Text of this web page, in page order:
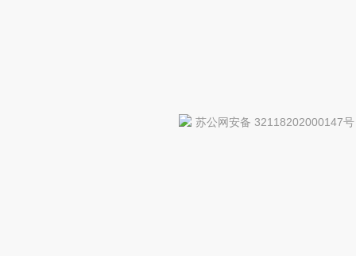
苏公网安备 32118202000147号